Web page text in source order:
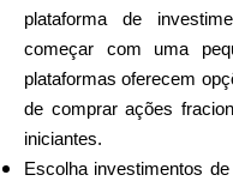
plataforma de
começar com uma
plataformas oferecem
de comprar ações
iniciantes.
Escolha investimentos